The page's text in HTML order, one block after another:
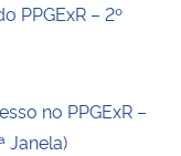
PPGExR – 2º
no PPGExR –
Janela)